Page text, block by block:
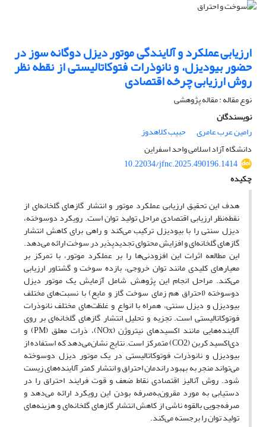
ارزیابی عملکرد و آلایندگی موتور دیزل دوگانه سوز در
حضور بیودیزل، و نانوذرات فتوکاتالیستی از نقطه نظر
روش ارزیابی چرخه اقتصادی
نوع مقاله : مقاله پژوهشی
نویسندگان
رامین عرب عامری
حبیب کلاهدوز
دانشگاه آزاد اسلامی واحد اسفراین
10.22034/jfnc.2025.490196.1414
چکیده
هدف این تحقیق ارزیابی عملکرد موتور و انتشار گازهای گلخانه‌ای از
نقطه‌نظر ارزیابی اقتصادی مراحل تولید توان است. رویکرد دوسوخته،
دیزل سنتی را با بیودیزل ترکیب می‌کند و راهی برای کاهش انتشار
گازهای گلخانه‌ای و افزایش محتوای تجدیدپذیر در سوخت ارائه می‌دهد.
این مطالعه اثرات این افزودنی‌ها را بر عملکرد موتور، با تمرکز بر
معیارهای کلیدی مانند توان خروجی، بازده سوخت و گشتاور ارزیابی
می‌کند. مراحل انجام این پژوهش شامل آزمایش یک موتور دیزل
دوسوخته (احتراق هم زمای سوخت گاز و مایع) با نسبت‌های مختلف
بیودیزل و دیزل سنتی، همراه با انواع و غلظت‌های مختلف نانوذرات
فوتوکاتالیستی است. تجزیه و تحلیل انتشار گازهای گلخانه‌ای بر روی
آلاینده‌هایی مانند اکسیدهای نیتروژن (NOx)، ذرات معلق (PM) و
دی‌اکسید کربن (CO2) متمرکز است. نتایج نشان‌می‌دهد که استفاده از
بیودیزل و نانوذرات فوتوکاتالیستی در یک موتور دیزل دوسوخته
می‌تواند منجر به بهبود راندمان احتراق و انتشار کمتر آلاینده‌های زیست
شود. روش آنالیز اقتصادی نقاط ضعف و قوت فرایند احتراق را در
دستیابی به مورد مقرون‌به‌صرفه بودن این رویکرد ارائه می‌دهد و
صرفه‌جویی بالقوه ناشی از کاهش انتشار گازهای گلخانه‌ای و هزینه‌های
تولید توان را برجسته می‌کند.